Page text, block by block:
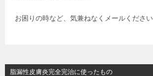
お困りの時など、気兼ねなくメールください
脂漏性皮膚炎完全完治に使ったもの